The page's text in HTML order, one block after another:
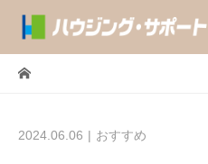
2024.06.06 おすすめ